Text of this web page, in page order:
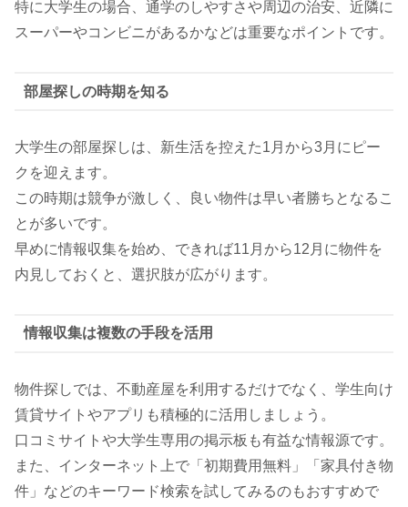
特に大学生の場合、通学のしやすさや周辺の治安、近隣に
スーパーやコンビニがあるかなどは重要なポイントです。
部屋探しの時期を知る
大学生の部屋探しは、新生活を控えた1月から3月にピー
クを迎えます。
この時期は競争が激しく、良い物件は早い者勝ちとなるこ
とが多いです。
早めに情報収集を始め、できれば11月から12月に物件を
内見しておくと、選択肢が広がります。
情報収集は複数の手段を活用
物件探しでは、不動産屋を利用するだけでなく、学生向け
賃貸サイトやアプリも積極的に活用しましょう。
口コミサイトや大学生専用の掲示板も有益な情報源です。
また、インターネット上で「初期費用無料」「家具付き物
件」などのキーワード検索を試してみるのもおすすめで